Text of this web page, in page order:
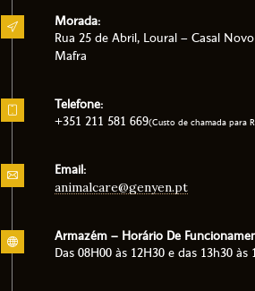
Morada:
Rua 25 de Abril, Loural – Casal
Mafra
Telefone:
+351 211 581 669(Custo de chamada para
Email:
animalcare@genyen.pt
Armazém – Horário De
Das 08H00 às 12H30 e das 13h30 às